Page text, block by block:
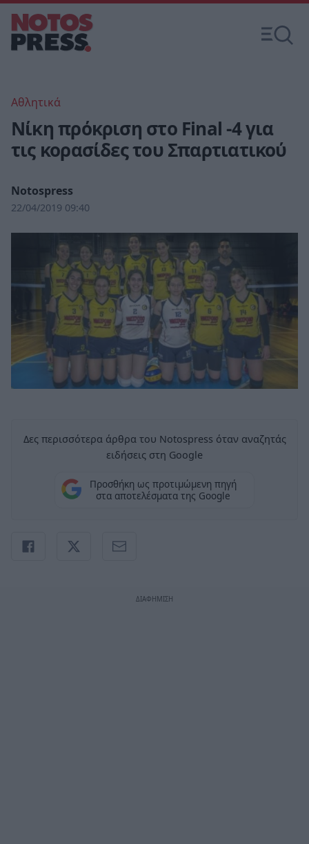
Αθλητικά
Νίκη πρόκριση στο Final -4 για
τις κορασίδες του Σπαρτιατικού
Notospress
22/04/2019 09:40
Δες περισσότερα άρθρα του Notospress όταν αναζητάς
ειδήσεις στη Google
Προσθήκη ως προτιμώμενη πηγή
στα αποτελέσματα της Google